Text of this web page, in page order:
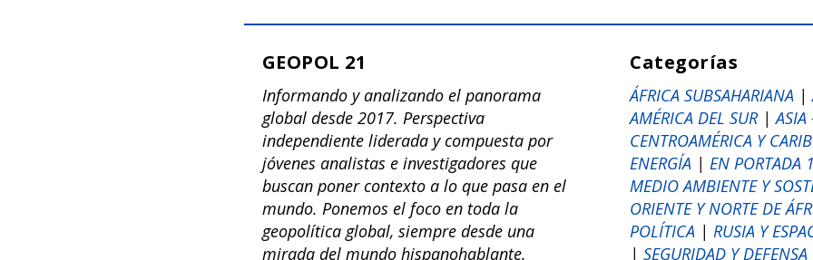
GEOPOL 21
Informando y analizando el panorama
global desde 2017. Perspectiva
independiente liderada y compuesta por
jóvenes analistas e investigadores que
buscan poner contexto a lo que pasa en el
mundo. Ponemos el foco en toda la
geopolítica global, siempre desde una
mirada del mundo hispanohablante.
Categorías
ÁFRICA SUBSAHARIANA |
AMÉRICA DEL SUR|ASIA
CENTROAMÉRICA Y
ENERGÍA |EN PORTADA
MEDIO AMBIENTE Y
ORIENTE Y NORTE DE
POLÍTICA |RUSIA Y
|SEGURIDAD Y DEFENSA